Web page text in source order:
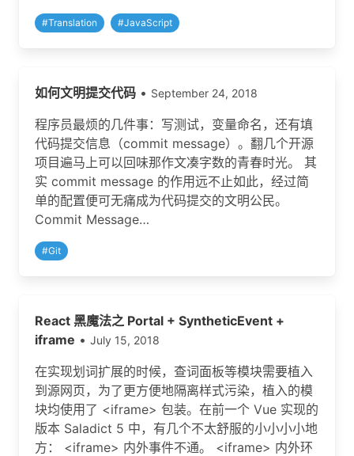
#Translation #JavaScript
如何文明提交代码 • September 24, 2018
程序员最烦的几件事：写测试，变量命名，还有填
代码提交信息（commit message）。翻几个开源
项目遍马上可以回味那作文凑字数的青春时光。 其
实 commit message 的作用远不止如此，经过简
单的配置便可无痛成为代码提交的文明公民。
Commit Message…
#Git
React 黑魔法之 Portal + SyntheticEvent +
iframe • July 15, 2018
在实现划词扩展的时候，查词面板等模块需要植入
到源网页，为了更方便地隔离样式污染，植入的模
块均使用了 <iframe> 包装。在前一个 Vue 实现的
版本 Saladict 5 中，有几个不太舒服的小小小小地
方： <iframe> 内外事件不通。 <iframe> 内外环